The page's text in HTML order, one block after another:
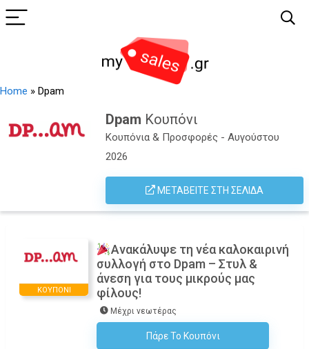
Home » Dpam
Dpam Κουπόνι
Κουπόνια & Προσφορές - Αυγούστου
2026
ΜΕΤΑΒΕΊΤΕ ΣΤΗ ΣΕΛΊΔΑ
ΚΟΥΠΌΝΙ
Ανακάλυψε τη νέα καλοκαιρινή
συλλογή στο Dpam – Στυλ &
άνεση για τους μικρούς μας
φίλους!
Μέχρι νεωτέρας
Πάρε Το Κουπόνι